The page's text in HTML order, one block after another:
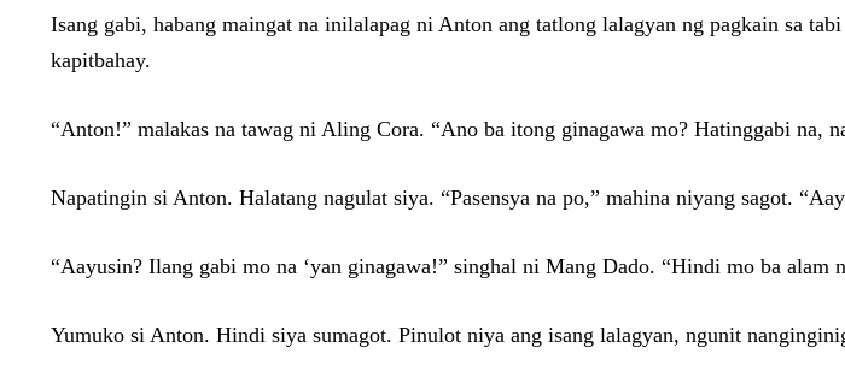
Isang gabi, habang maingat na inilalapag ni Anton ang tatlong lalagyan ng pagkain sa
kapitbahay.
“Anton!” malakas na tawag ni Aling Cora. “Ano ba itong ginagawa mo? Hatinggabi na,
Napatingin si Anton. Halatang nagulat siya. “Pasensya na po,” mahina niyang sagot.
“Aayusin? Ilang gabi mo na ‘yan ginagawa!” singhal ni Mang Dado. “Hindi mo ba alam
Yumuko si Anton. Hindi siya sumagot. Pinulot niya ang isang lalagyan, ngunit